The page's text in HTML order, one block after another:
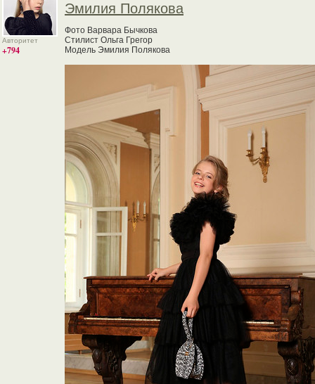
Авторитет
+794
Эмилия Полякова
Фото Варвара Бычкова
Стилист Ольга Грегор
Модель Эмилия Полякова